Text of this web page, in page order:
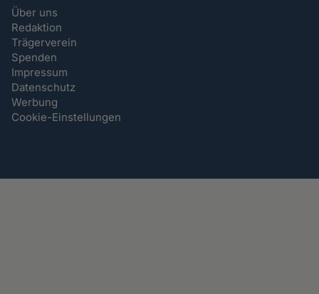
Über uns
Redaktion
Trägerverein
Spenden
Impressum
Datenschutz
Werbung
Cookie-Einstellungen